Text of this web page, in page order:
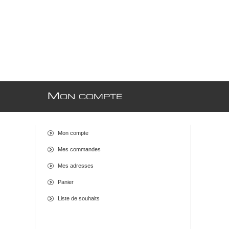
M ON COMPTE
Mon compte
Mes commandes
Mes adresses
Panier
Liste de souhaits